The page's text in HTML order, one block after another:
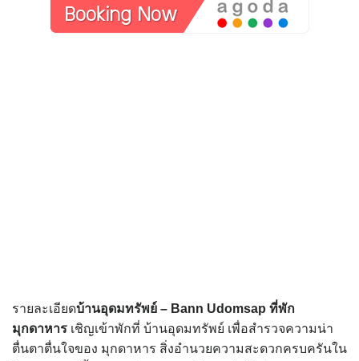
รายละเอียดบ้านอุดมทรัพย์ – Bann Udomsap ที่พัก
มุกดาหาร เชิญเข้าพักที่ บ้านอุดมทรัพย์ เพื่อสำรวจความน่า
ตื่นตาตื่นใจของ มุกดาหาร สิ่งอำนวยความสะดวกครบครันใน